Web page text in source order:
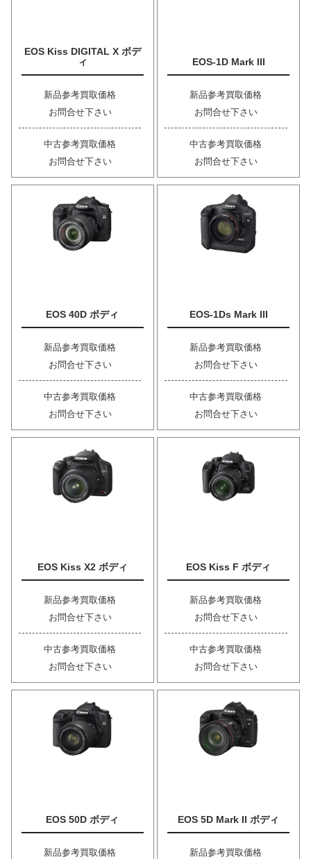
EOS Kiss DIGITAL X ボデ
ィ
新品参考買取価格
お問合せ下さい
中古参考買取価格
お問合せ下さい
EOS-1D Mark III
新品参考買取価格
お問合せ下さい
中古参考買取価格
お問合せ下さい
EOS 40D ボディ
新品参考買取価格
お問合せ下さい
中古参考買取価格
お問合せ下さい
EOS-1Ds Mark III
新品参考買取価格
お問合せ下さい
中古参考買取価格
お問合せ下さい
EOS Kiss X2 ボディ
新品参考買取価格
お問合せ下さい
中古参考買取価格
お問合せ下さい
EOS Kiss F ボディ
新品参考買取価格
お問合せ下さい
中古参考買取価格
お問合せ下さい
EOS 50D ボディ
新品参考買取価格
EOS 5D Mark II ボディ
新品参考買取価格